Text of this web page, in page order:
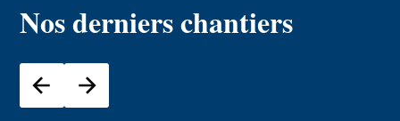
Nos derniers chantiers